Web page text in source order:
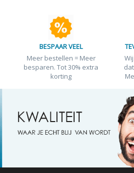
BESPAAR VEEL
Meer bestellen = Meer
besparen. Tot 30% extra
korting